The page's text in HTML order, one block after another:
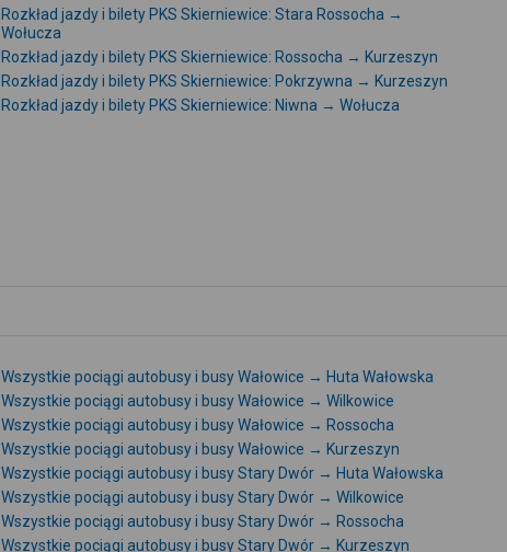
Rozkład jazdy i bilety PKS Skierniewice: Stara Rossocha →
Wołucza
Rozkład jazdy i bilety PKS Skierniewice: Rossocha → Kurzeszyn
Rozkład jazdy i bilety PKS Skierniewice: Pokrzywna → Kurzeszyn
Rozkład jazdy i bilety PKS Skierniewice: Niwna → Wołucza
Wszystkie pociągi autobusy i busy Wałowice → Huta Wałowska
Wszystkie pociągi autobusy i busy Wałowice → Wilkowice
Wszystkie pociągi autobusy i busy Wałowice → Rossocha
Wszystkie pociągi autobusy i busy Wałowice → Kurzeszyn
Wszystkie pociągi autobusy i busy Stary Dwór → Huta Wałowska
Wszystkie pociągi autobusy i busy Stary Dwór → Wilkowice
Wszystkie pociągi autobusy i busy Stary Dwór → Rossocha
Wszystkie pociągi autobusy i busy Stary Dwór → Kurzeszyn